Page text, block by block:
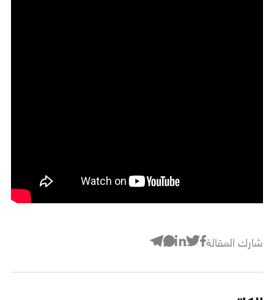
شارك المقالة